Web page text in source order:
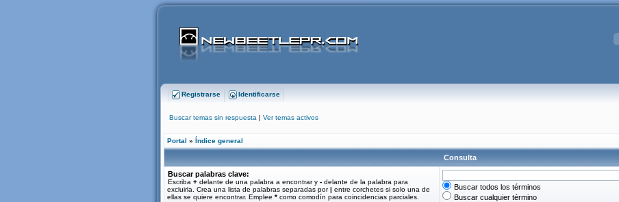
Registrarse Identificarse
Buscar temas sin respuesta | Ver temas activos
Portal » Índice general
Consulta
Buscar palabras clave:
Escriba + delante de una palabra a encontrar y - delante de la palabra para
excluirla. Crea una lista de palabras separadas por| entre corchetes si solo una de
ellas se quiere encontrar. Emplee * como comodín para coincidencias parciales.
Buscar todos los términos
Buscar cualquier término